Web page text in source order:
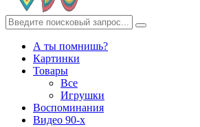
А ты помнишь?
Картинки
Товары
Все
Игрушки
Воспоминания
Видео 90-х